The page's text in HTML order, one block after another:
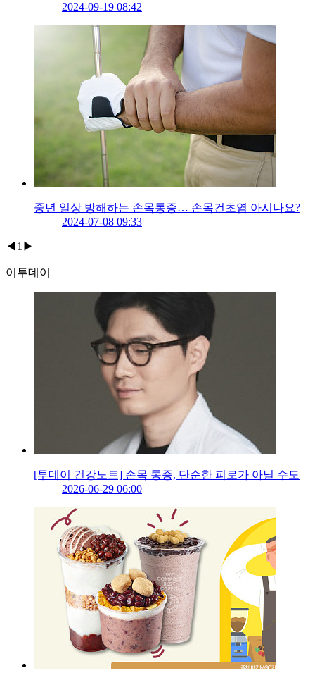
2024-09-19 08:42
중년 일상 방해하는 손목통증… 손목건초염 아시나요?
2024-07-08 09:33
◀ 1 ▶
이투데이
[투데이 건강노트] 손목 통증, 단순한 피로가 아닐 수도
2026-06-29 06:00